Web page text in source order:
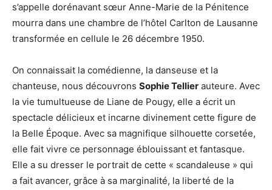
s’appelle dorénavant sœur Anne-Marie de la Pénitence
mourra dans une chambre de l’hôtel Carlton de Lausanne
transformée en cellule le 26 décembre 1950.
On connaissait la comédienne, la danseuse et la
chanteuse, nous découvrons Sophie Tellier auteure. Avec
la vie tumultueuse de Liane de Pougy, elle a écrit un
spectacle délicieux et incarne divinement cette figure de
la Belle Époque. Avec sa magnifique silhouette corsetée,
elle fait vivre ce personnage éblouissant et fantasque.
Elle a su dresser le portrait de cette « scandaleuse » qui
a fait avancer, grâce à sa marginalité, la liberté de la